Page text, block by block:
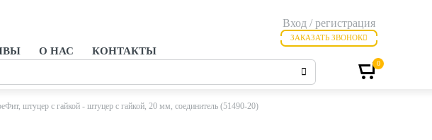
О НАС КОНТАКТЫ
Вход / регистрация
ЗАКАЗАТЬ ЗВОНОК
0
штуцер с гайкой - штуцер с гайкой, 20 мм, соединитель (51490-20)